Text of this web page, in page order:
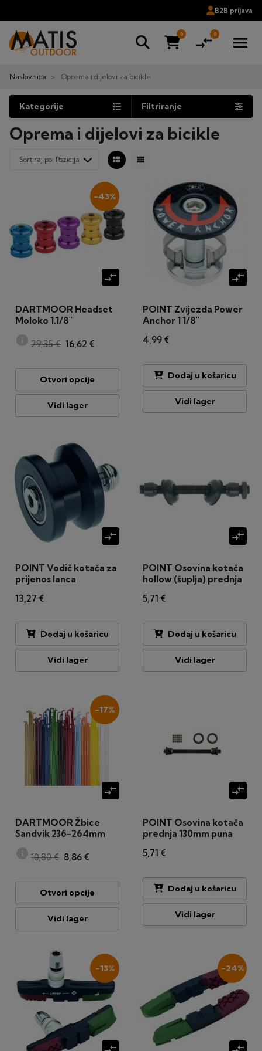
B2B prijava
0 compare_arrows0 menu
Naslovnica Oprema i dijelovi za bicikle
Kategorije Filtriranje
Oprema i dijelovi za bicikle
view_module view_list
-43%
compare_arrows
DARTMOOR Headset
Moloko 1.1/8"
info 29,35 € 16,62 €
Otvori opcije
Vidi lager
compare_arrows
POINT Zvijezda Power
Anchor 1 1/8"
4,99 €
Dodaj u košaricu
Vidi lager
compare_arrows
POINT Vodič kotača za
prijenos lanca
13,27 €
Dodaj u košaricu
Vidi lager
compare_arrows
POINT Osovina kotača
hollow (šuplja) prednja
5,71 €
Dodaj u košaricu
Vidi lager
-17%
compare_arrows
DARTMOOR Žbice
Sandvik 236-264mm
info 10,80 € 8,86 €
Otvori opcije
Vidi lager
compare_arrows
POINT Osovina kotača
prednja 130mm puna
5,71 €
Dodaj u košaricu
Vidi lager
-13% -24%